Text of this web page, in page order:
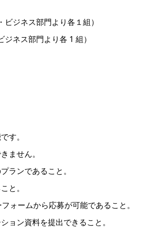
ジネス部門より各１組）
ネス部門より各 1 組）
す。
ません。
ランであること。
と。
ォームから応募が可能であること。
ョン資料を提出できること。